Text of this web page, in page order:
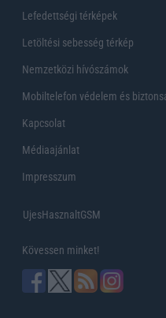
Lefedettségi térképek
Letöltési sebesség térkép
Nemzetközi hívószámok
Mobiltelefon védelem és
Kapcsolat
Médiaajánlat
Impresszum
UjesHasznaltGSM
Kövessen minket!